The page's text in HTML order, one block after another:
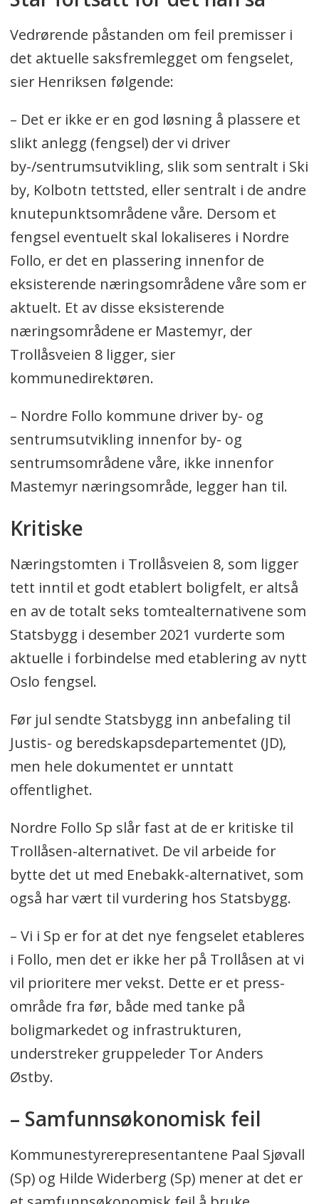
Vedrørende påstanden om feil premisser i
det aktuelle saksfremlegget om fengselet,
sier Henriksen følgende:
– Det er ikke er en god løsning å plassere et
slikt anlegg (fengsel) der vi driver
by-/sentrumsutvikling, slik som sentralt i Ski
by, Kolbotn tettsted, eller sentralt i de andre
knutepunktsområdene våre. Dersom et
fengsel eventuelt skal lokaliseres i Nordre
Follo, er det en plassering innenfor de
eksisterende næringsområdene våre som er
aktuelt. Et av disse eksisterende
næringsområdene er Mastemyr, der
Trollåsveien 8 ligger, sier
kommunedirektøren.
– Nordre Follo kommune driver by- og
sentrumsutvikling innenfor by- og
sentrumsområdene våre, ikke innenfor
Mastemyr næringsområde, legger han til.
Kritiske
Næringstomten i Trollåsveien 8, som ligger
tett inntil et godt etablert boligfelt, er altså
en av de totalt seks tomtealternativene som
Statsbygg i desember 2021 vurderte som
aktuelle i forbindelse med etablering av nytt
Oslo fengsel.
Før jul sendte Statsbygg inn anbefaling til
Justis- og beredskapsdepartementet (JD),
men hele dokumentet er unntatt
offentlighet.
Nordre Follo Sp slår fast at de er kritiske til
Trollåsen-alternativet. De vil arbeide for
bytte det ut med Enebakk-alternativet, som
også har vært til vurdering hos Statsbygg.
– Vi i Sp er for at det nye fengselet etableres
i Follo, men det er ikke her på Trollåsen at vi
vil prioritere mer vekst. Dette er et press-
område fra før, både med tanke på
boligmarkedet og infrastrukturen,
understreker gruppeleder Tor Anders
Østby.
– Samfunnsøkonomisk feil
Kommunestyrerepresentantene Paal Sjøvall
(Sp) og Hilde Widerberg (Sp) mener at det er